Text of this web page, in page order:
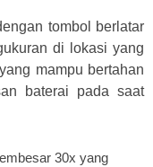
tombol berlatar
di lokasi yang
mampu bertahan
baterai pada saat
30x yang